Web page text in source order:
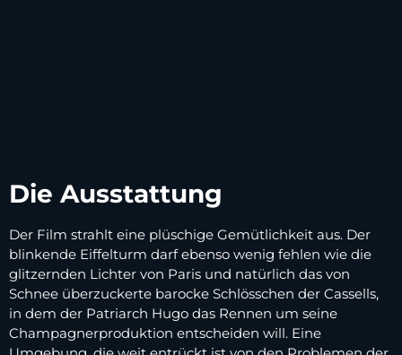
Die Ausstattung
Der Film strahlt eine plüschige Gemütlichkeit aus. Der
blinkende Eiffelturm darf ebenso wenig fehlen wie die
glitzernden Lichter von Paris und natürlich das von
Schnee überzuckerte barocke Schlösschen der Cassells,
in dem der Patriarch Hugo das Rennen um seine
Champagnerproduktion entscheiden will. Eine